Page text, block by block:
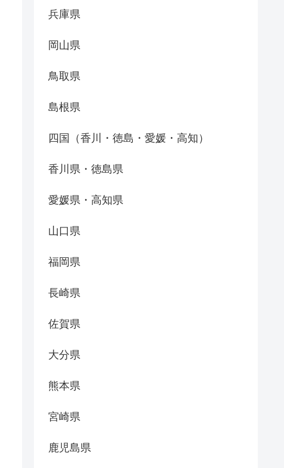
兵庫県
岡山県
鳥取県
島根県
四国（香川・徳島・愛媛・高知）
香川県・徳島県
愛媛県・高知県
山口県
福岡県
長崎県
佐賀県
大分県
熊本県
宮崎県
鹿児島県